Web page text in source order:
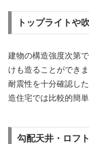
トップライトや
建物の構造強度次第
けも造ることができ
耐震性を十分確認し
造住宅では比較的簡単
勾配天井・ロフ